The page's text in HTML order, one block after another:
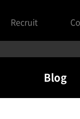
Recruit
Blog